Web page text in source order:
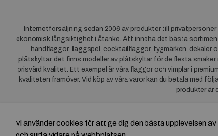
Internetförsäljning sedan 2006 av produkter till
ekonomisk långsiktighet i åtanke. Att inneha det bästa
handflaggor, flaggspel, cocktailflaggor, tygmärken,
plåtskyltar, det finns modeller av plåtskyltar för de flesta
prisvärd kvalitet. Ett exempel är våra flaggor och vimplar i
kvaliteten framöver. Vid köp av våra varor kan du betala med
produkter är
Vi använder cookies för att ge dig den bästa upplevelsen